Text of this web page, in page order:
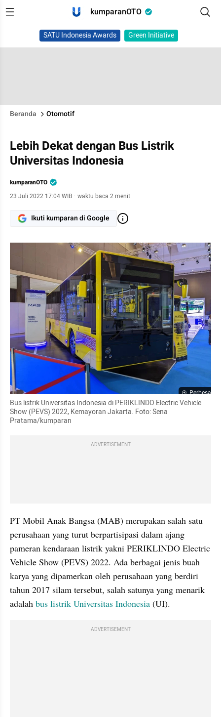
kumparanOTO
SATU Indonesia Awards Green Initiative
Beranda Otomotif
Lebih Dekat dengan Bus Listrik
Universitas Indonesia
kumparanOTO
23 Juli 2022 17:04 WIB · waktu baca 2 menit
Ikuti kumparan di Google
Perbesar
Bus listrik Universitas Indonesia di PERIKLINDO Electric Vehicle
Show (PEVS) 2022, Kemayoran Jakarta. Foto: Sena
Pratama/kumparan
ADVERTISEMENT
PT Mobil Anak Bangsa (MAB) merupakan salah satu
perusahaan yang turut berpartisipasi dalam ajang
pameran kendaraan listrik yakni PERIKLINDO Electric
Vehicle Show (PEVS) 2022. Ada berbagai jenis buah
karya yang dipamerkan oleh perusahaan yang berdiri
tahun 2017 silam tersebut, salah satunya yang menarik
adalah bus listrik Universitas Indonesia (UI).
ADVERTISEMENT